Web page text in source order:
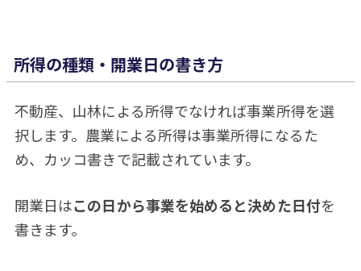
所得の種類・開業日の書き方
不動産、山林による所得でなければ事業所得を選
択します。農業による所得は事業所得になるた
め、カッコ書きで記載されています。
開業日はこの日から事業を始めると決めた日付を
書きます。